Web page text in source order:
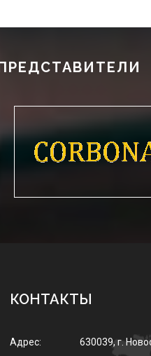
КОНТАКТЫ
Адрес: 630039,г.